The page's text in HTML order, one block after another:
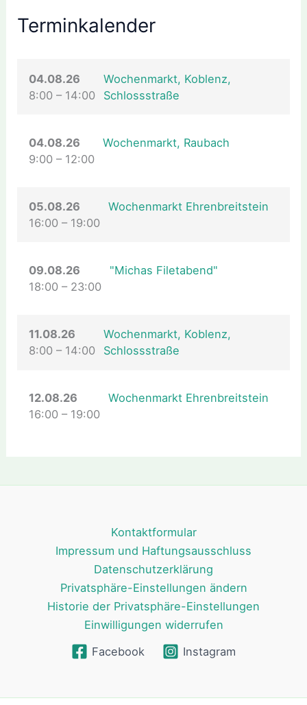
Terminkalender
04.08.26
8:00 – 14:00
Wochenmarkt, Koblenz,
Schlossstraße
04.08.26
9:00 – 12:00
Wochenmarkt, Raubach
05.08.26
16:00 – 19:00
Wochenmarkt Ehrenbreitstein
09.08.26
18:00 – 23:00
"Michas Filetabend"
11.08.26
8:00 – 14:00
Wochenmarkt, Koblenz,
Schlossstraße
12.08.26
16:00 – 19:00
Wochenmarkt Ehrenbreitstein
Kontaktformular
Impressum und Haftungsausschluss
Datenschutzerklärung
Privatsphäre-Einstellungen ändern
Historie der Privatsphäre-Einstellungen
Einwilligungen widerrufen
Facebook
Instagram